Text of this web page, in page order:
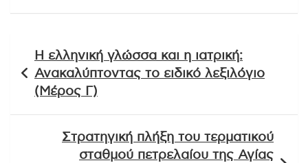
άρθρων
Η ελληνική γλώσσα και η ιατρική:
Ανακαλύπτοντας το ειδικό λεξιλόγιο
(Μέρος Γ)
Στρατηγική πλήξη του τερματικού
σταθμού πετρελαίου της Αγίας